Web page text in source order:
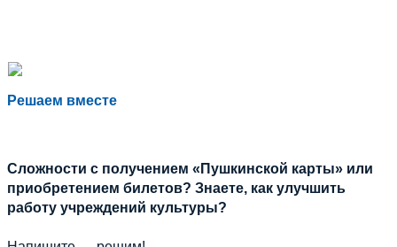
Решаем вместе
Сложности с получением «Пушкинской карты» или
приобретением билетов? Знаете, как улучшить
работу учреждений культуры?